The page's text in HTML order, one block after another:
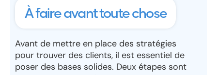
À faire avant toute chose
Avant de mettre en place des stratégies
pour trouver des clients, il est essentiel de
poser des bases solides. Deux étapes sont